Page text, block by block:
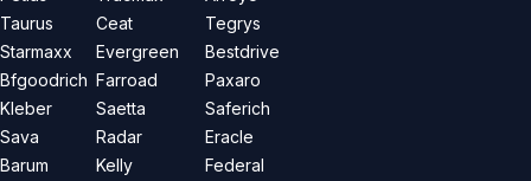
Taurus
Starmaxx
Bfgoodrich
Kleber
Sava
Barum
Ceat
Evergreen
Farroad
Saetta
Radar
Kelly
Tegrys
Bestdrive
Paxaro
Saferich
Eracle
Federal